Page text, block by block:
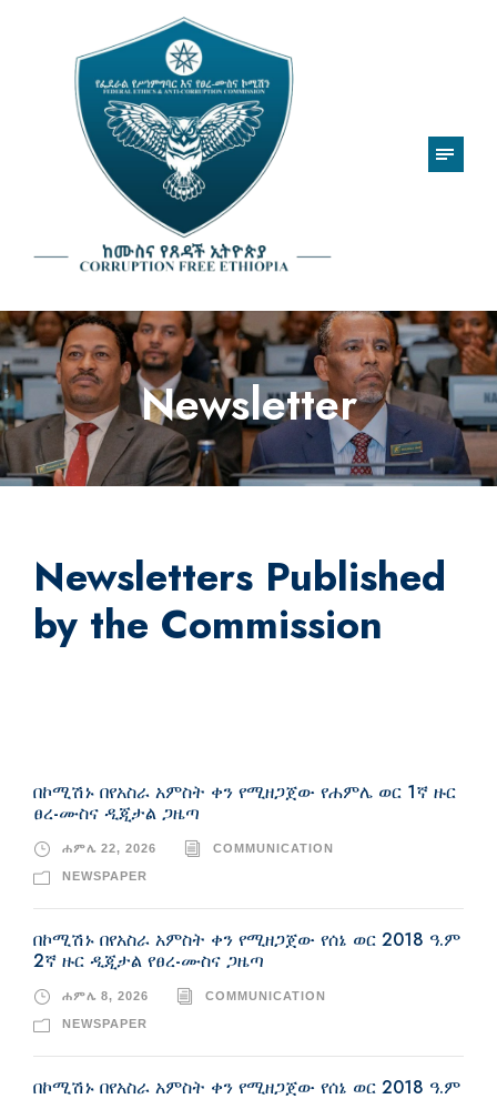
Newsletter
Newsletters Published
by the Commission
በኮሚሽኑ በየአስራ አምስት ቀን የሚዘጋጀው የሐምሌ ወር 1ኛ ዙር
ፀረ-ሙስና ዲጂታል ጋዜጣ
ሐምሌ 22, 2026 COMMUNICATION
NEWSPAPER
በኮሚሽኑ በየአስራ አምስት ቀን የሚዘጋጀው የሰኔ ወር 2018 ዓ.ም
2ኛ ዙር ዲጂታል የፀረ-ሙስና ጋዜጣ
ሐምሌ 8, 2026 COMMUNICATION
NEWSPAPER
በኮሚሽኑ በየአስራ አምስት ቀን የሚዘጋጀው የሰኔ ወር 2018 ዓ.ም